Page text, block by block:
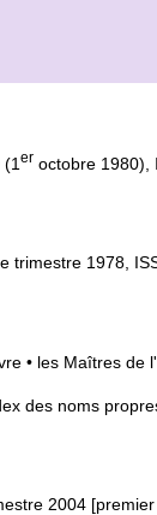
(1er octobre 1980),
trimestre 1978,
• les Maîtres de
des noms
2004 [premier